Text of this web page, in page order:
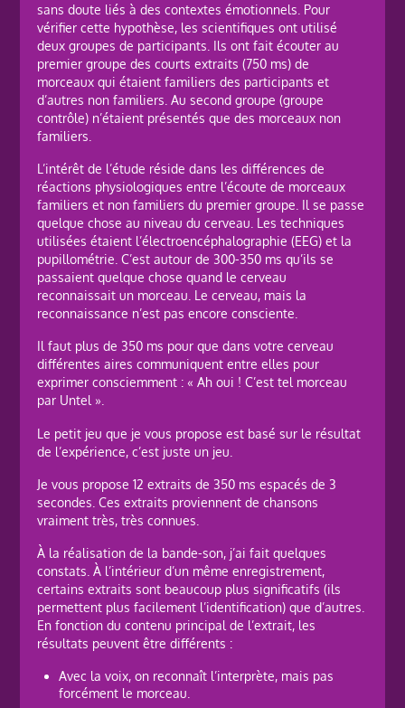
sans doute liés à des contextes émotionnels. Pour
vérifier cette hypothèse, les scientifiques ont utilisé
deux groupes de participants. Ils ont fait écouter au
premier groupe des courts extraits (750 ms) de
morceaux qui étaient familiers des participants et
d’autres non familiers. Au second groupe (groupe
contrôle) n’étaient présentés que des morceaux non
familiers.
L’intérêt de l’étude réside dans les différences de
réactions physiologiques entre l’écoute de morceaux
familiers et non familiers du premier groupe. Il se passe
quelque chose au niveau du cerveau. Les techniques
utilisées étaient l’électroencéphalographie (EEG) et la
pupillométrie. C’est autour de 300-350 ms qu’ils se
passaient quelque chose quand le cerveau
reconnaissait un morceau. Le cerveau, mais la
reconnaissance n’est pas encore consciente.
Il faut plus de 350 ms pour que dans votre cerveau
différentes aires communiquent entre elles pour
exprimer consciemment : « Ah oui ! C’est tel morceau
par Untel ».
Le petit jeu que je vous propose est basé sur le résultat
de l’expérience, c’est juste un jeu.
Je vous propose 12 extraits de 350 ms espacés de 3
secondes. Ces extraits proviennent de chansons
vraiment très, très connues.
À la réalisation de la bande-son, j’ai fait quelques
constats. À l’intérieur d’un même enregistrement,
certains extraits sont beaucoup plus significatifs (ils
permettent plus facilement l’identification) que d’autres.
En fonction du contenu principal de l’extrait, les
résultats peuvent être différents :
Avec la voix, on reconnaît l’interprète, mais pas
forcément le morceau.